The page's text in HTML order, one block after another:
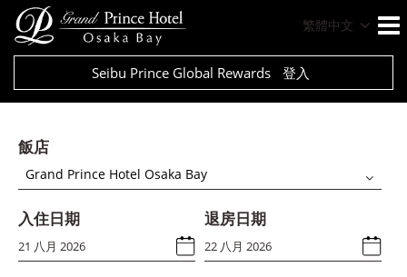
繁體中文
Seibu Prince Global Rewards 登入
飯店
Grand Prince Hotel Osaka Bay
入住日期 退房日期